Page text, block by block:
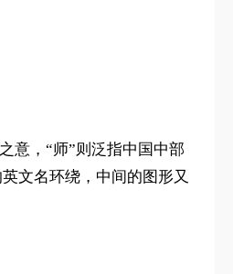
意，“师”则泛指中国中部
文名环绕，中间的图形又